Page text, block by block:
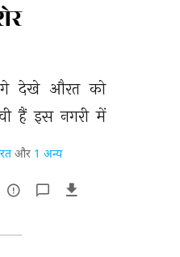
देखे औरत को
हैं इस नगरी में
और 1 अन्य